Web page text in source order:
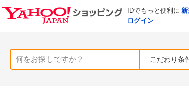
IDでもっと便利に
ログイン
こだわり条